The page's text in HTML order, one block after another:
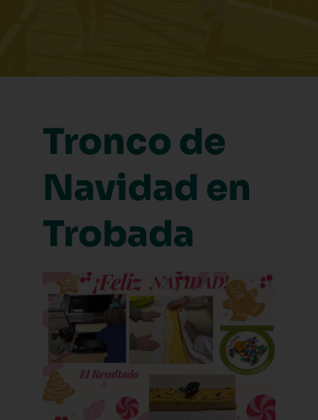
Tronco de
Navidad en
Trobada